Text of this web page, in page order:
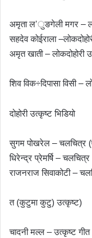
अमृता ल’ुङगेली मगर –
सहदेव कोईराला
अमृत खाती – लोकदोहोरी
शिव विक÷दिपासा विसी –
दोहोरी उत्कृष्ट भिडियो
सुगम पोखरेल – चलचित्र
धिरेन्द्र प्रेमर्षि –
राजनराज सिवाकोटी –
त (कुटुमा कुटु) उत्कृष्ट)
चादनी मल्ल – उत्कृष्ट